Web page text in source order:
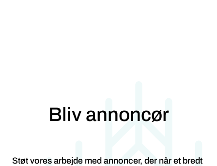
Bliv annoncør
Støt vores arbejde med annoncer, der når et bredt